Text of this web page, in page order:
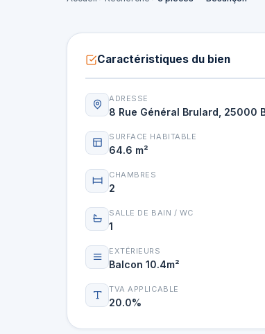
Caractéristiques du bien
ADRESSE
8 Rue Général Brulard, 25000
SURFACE HABITABLE
64.6 m²
CHAMBRES
2
SALLE DE BAIN / WC
1
EXTÉRIEURS
Balcon 10.4m²
TVA APPLICABLE
20.0%